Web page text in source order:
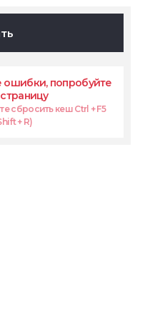
попробуйте
сбросить кеш Ctrl + F5
+ R)